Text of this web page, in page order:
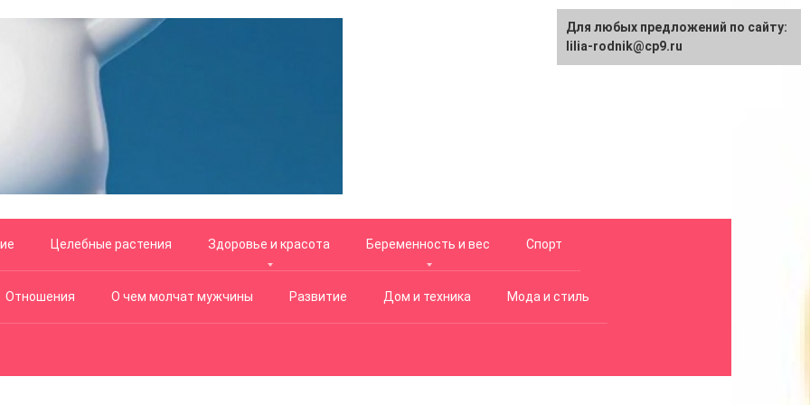
Целебные растения Здоровье и красота Беременность и вес Спорт
Отношения О чем молчат мужчины Развитие Дом и техника Мода и стиль
Для любых предложений по сайту:
lilia-rodnik@cp9.ru